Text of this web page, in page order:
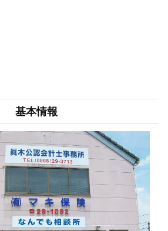
基本情報